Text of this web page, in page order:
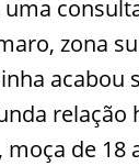
zona
acabou
relação
moça de 18